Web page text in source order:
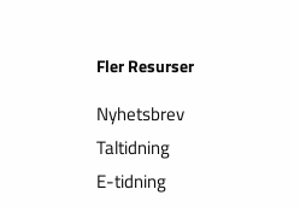
Fler Resurser
Nyhetsbrev
Taltidning
E-tidning